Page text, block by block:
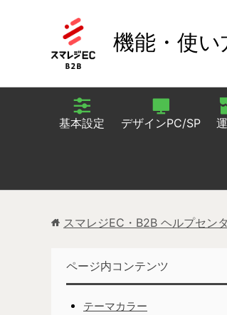
機能・使い
基本設定 デザインPC/SP
スマレジEC・B2B ヘルプセン
ページ内コンテンツ
テーマカラー